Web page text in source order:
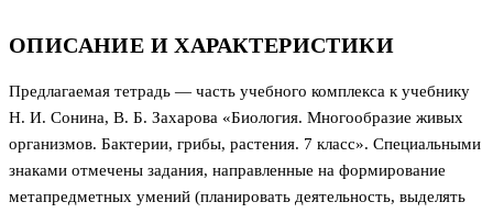
ОПИСАНИЕ И ХАРАКТЕРИСТИКИ
Предлагаемая тетрадь — часть учебного комплекса к учебнику
Н. И. Сонина, В. Б. Захарова «Биология. Многообразие живых
организмов. Бактерии, грибы, растения. 7 класс». Специальными
знаками отмечены задания, направленные на формирование
метапредметных умений (планировать деятельность, выделять